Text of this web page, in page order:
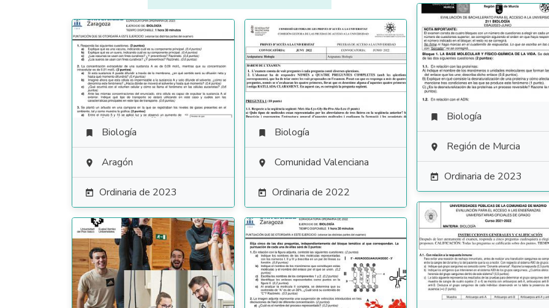
 Biología
 Región de Murcia
 Ordinaria de 2023
 Biología
 Aragón
 Ordinaria de 2023
 Biología
 Comunidad Valenciana
 Ordinaria de 2022